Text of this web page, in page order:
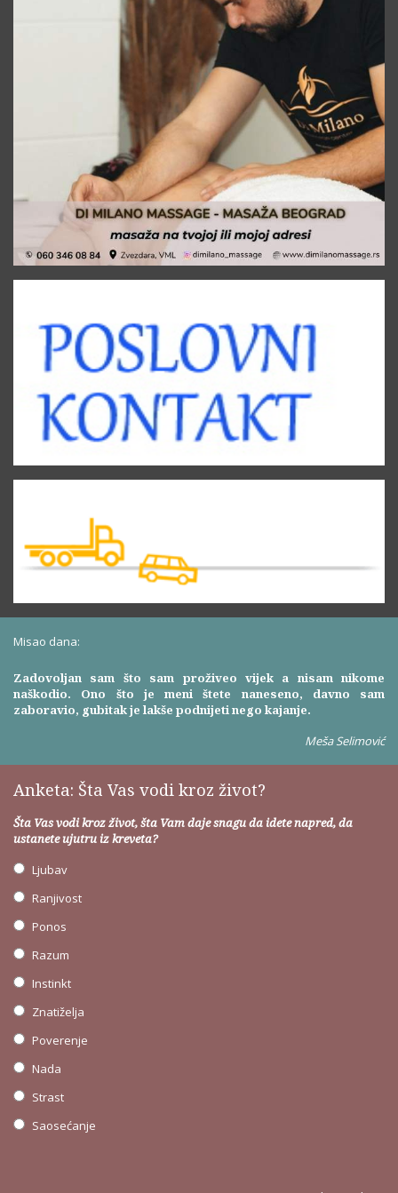
Misao dana:
Zadovoljan sam što sam proživeo vijek a nisam nikome
naškodio. Ono što je meni štete naneseno, davno sam
zaboravio, gubitak je lakše podnijeti nego kajanje.
Meša Selimović
Anketa: Šta Vas vodi kroz život?
Šta Vas vodi kroz život, šta Vam daje snagu da idete napred, da
ustanete ujutru iz kreveta?
Ljubav
Ranjivost
Ponos
Razum
Instinkt
Znatiželja
Poverenje
Nada
Strast
Saosećanje